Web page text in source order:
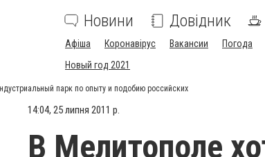
Новини Довідник
Афіша Коронавірус Вакансии Погода
Новый год 2021
парк по опыту и подобию российских
14:04, 25 липня 2011 р.
В Мелитополе